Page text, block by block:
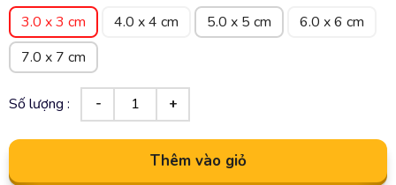
3.0 x 3 cm
4.0 x 4 cm 5.0 x 5 cm
6.0 x 6 cm
7.0 x 7 cm
Số lượng :
Thêm vào giỏ